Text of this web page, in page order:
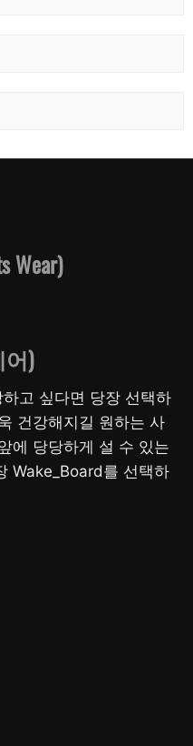
Wear)
어)
고 싶다면 당장 선택하
건강해지길 원하는 사
에 당당하게 설 수 있는
Wake_Board를 선택하